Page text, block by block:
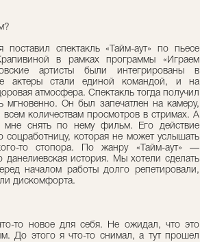
спектакль «Тайм-аут» по пьесе
в рамках прог­раммы «Играем
артисты были интегрированы в
актеры стали единой командой, и на
атмосфера. Спектакль тогда получил
мгновенно. Он был запечатлен на камеру,
количествам просмотров в стримах. А
снять по нему фильм. Его действие
которая не может услышать
то стопора. По жанру «Тайм-аут» —
данелиевская история. Мы хотели сделать
началом работы долго репетировали,
дискомфорта.
то новое для себя. Не ожидал, что это
До этого я что-то снимал, а тут прошел